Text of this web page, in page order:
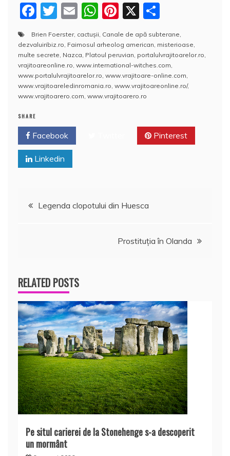
F
a
c
e
b
o
k
T
w
itt
er
E
m
ai
l
W
h
at
s
A
p
Pi
nt
er
e
st
X
a
rt
aj
e
a
ă
Brien Foerster, cactuşii, Canale de apă subterane,
dezvaluiribiz.ro, Faimosul arheolog american, misterioase,
multe secrete, Nazca, Platoul peruvian, portalulvrajitoarelor.ro,
vrajitoareonline.ro, www.international-witches.com,
www.portalulvrajitoarelor.ro, www.vrajitoare-online.com,
www.vrajitoareledinromania.ro, www.vrajitoareonline.ro/,
www.vrajitoarero.com, www.vrajitoarero.ro
SHARE
Facebook Pinterest
Linkedin
Navigare
Legenda clopotului din Huesca
Prostituția în Olanda
RELATED POSTS
Pe situl carierei de la Stonehenge s-a descoperit
un mormânt